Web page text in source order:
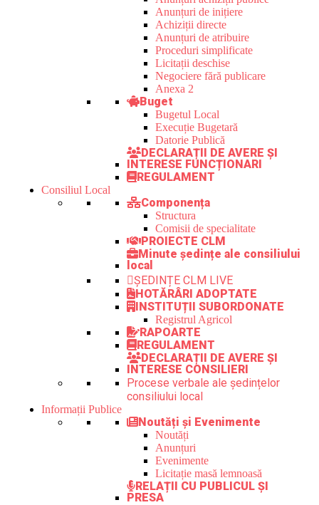
Anunțuri de inițiere
Achiziții directe
Anunțuri de atribuire
Proceduri simplificate
Licitații deschise
Negociere fără publicare
Anexa 2
Buget
Bugetul Local
Execuție Bugetară
Datorie Publică
DECLARAȚII DE AVERE ȘI
INTERESE FUNCȚIONARI
REGULAMENT
Consiliul Local
Componența
Structura
Comisii de specialitate
PROIECTE CLM
Minute ședințe ale consiliului
local
ȘEDINȚE CLM LIVE
HOTĂRÂRI ADOPTATE
INSTITUȚII SUBORDONATE
Registrul Agricol
RAPOARTE
REGULAMENT
DECLARAȚII DE AVERE ȘI
INTERESE CONSILIERI
Procese verbale ale ședințelor
consiliului local
Informații Publice
Noutăți și Evenimente
Noutăți
Anunțuri
Evenimente
Licitație masă lemnoasă
RELAȚII CU PUBLICUL ȘI
PRESA